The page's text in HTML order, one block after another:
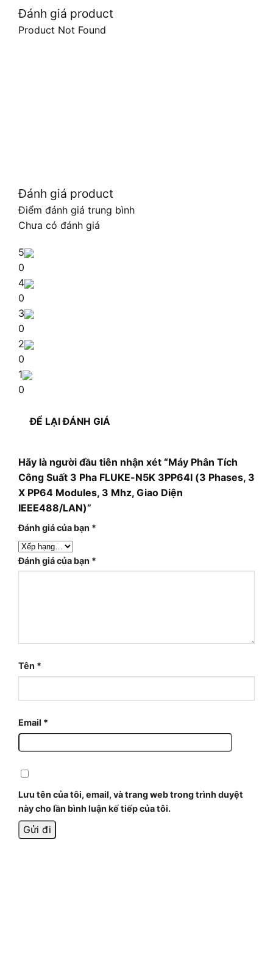
Đánh giá product
Product Not Found
Đánh giá product
Điểm đánh giá trung bình
Chưa có đánh giá
5
0
4
0
3
0
2
0
1
0
ĐỂ LẠI ĐÁNH GIÁ
Hãy là người đầu tiên nhận xét “Máy Phân Tích
Công Suất 3 Pha FLUKE-N5K 3PP64I (3 Phases, 3
X PP64 Modules, 3 Mhz, Giao Diện
IEEE488/LAN)”
Đánh giá của bạn *
Đánh giá của bạn *
Tên *
Email *
Lưu tên của tôi, email, và trang web trong trình duyệt
này cho lần bình luận kế tiếp của tôi.